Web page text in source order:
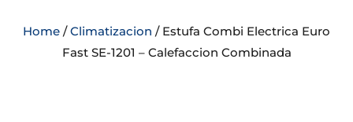
Home /Climatizacion / Estufa Combi Electrica Euro
Fast SE-1201 – Calefaccion Combinada